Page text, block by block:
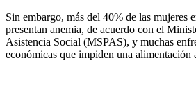
Sin embargo, más del 40% de las mujeres
presentan anemia, de acuerdo con el
Asistencia Social (MSPAS), y muchas
económicas que impiden una alimentación